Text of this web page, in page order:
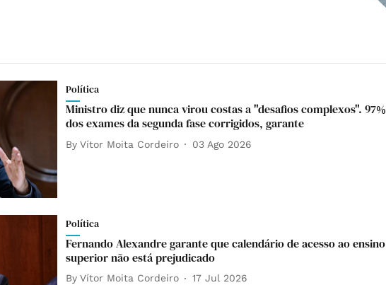
Política
Ministro diz que nunca virou costas a "desafios complexos". 97%
dos exames da segunda fase corrigidos, garante
By Vítor Moita Cordeiro 03 Ago 2026
Política
Fernando Alexandre garante que calendário de acesso ao ensino
superior não está prejudicado
By Vítor Moita Cordeiro 17 Jul 2026